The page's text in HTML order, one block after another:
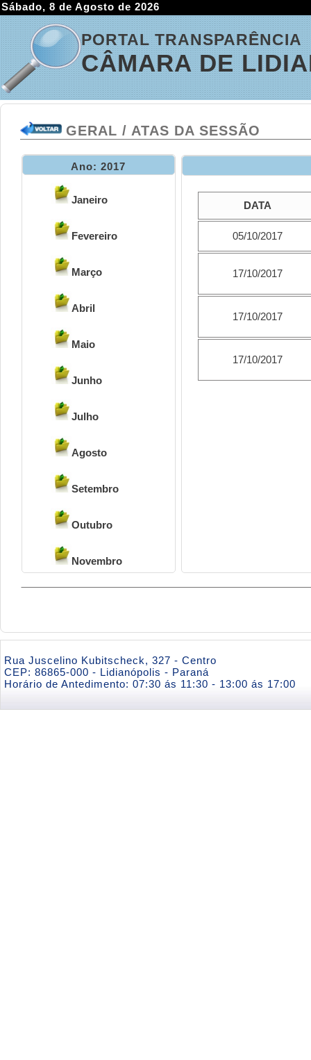
Sábado, 8 de Agosto de 2026
PORTAL TRANSPARÊNCIA
CÂMARA DE
GERAL / ATAS DA SESSÃO
Ano: 2017
Janeiro
Fevereiro
Março
Abril
Maio
Junho
Julho
Agosto
Setembro
Outubro
Novembro
DATA
05/10/2017
17/10/2017
17/10/2017
17/10/2017
Rua Juscelino Kubitscheck, 327 - Centro
CEP: 86865-000 - Lidianópolis - Paraná
Horário de Antedimento: 07:30 ás 11:30 - 13:00 ás 17:00